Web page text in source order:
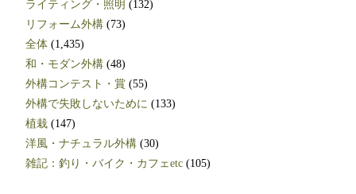
ライティング・照明 (132)
リフォーム外構 (73)
全体 (1,435)
和・モダン外構 (48)
外構コンテスト・賞 (55)
外構で失敗しないために (133)
植栽 (147)
洋風・ナチュラル外構 (30)
雑記：釣り・バイク・カフェetc (105)